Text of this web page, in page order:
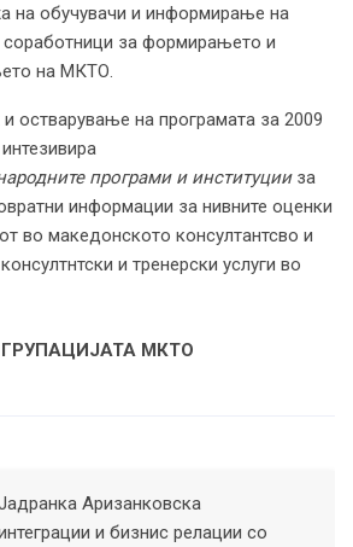
на обучувачи и информирање на
соработници за формирањето и
на МКТО.
остварување на програмата за 2009
програми и институцииза
информации за нивните оценки
во македонското консултантсво и
и тренерски услуги во
МКТО
Аризанковска
и бизнис релации со